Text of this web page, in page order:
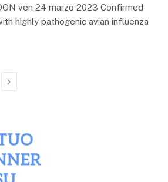
ven 24 marzo 2023 Confirmed
highly pathogenic avian influenza
Next